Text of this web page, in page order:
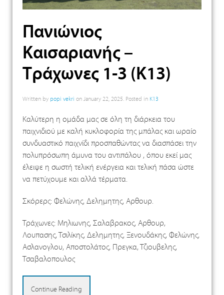
Πανιώνιος
Καισαριανής –
Τράχωνες 1-3 (Κ13)
Written by popi vekri on January 22, 2025. Posted in K13
Καλύτερη η ομάδα μας σε όλη τη διάρκεια του
παιχνιδιού με καλή κυκλοφορία της μπάλας και ωραίο
συνδυαστικό παιχνίδι προσπαθώντας να διασπάσει την
πολυπρόσωπη άμυνα του αντιπάλου , όπου εκεί μας
έλειψε η σωστή τελική ενέργεια και τελική πάσα ώστε
να πετύχουμε και αλλά τέρματα.
Σκόρερς: Φελώνης, Δελημητης, Αρθουρ.
Τράχωνες: Μηλιωνης, Σαλαβρακος, Αρθουρ,
Λουπασης, Τσιλίκης, Δελημητης, Ξενουδάκης, Φελώνης,
Ασλανογλου, Αποστολάτος, Πρεγκα, Τζιουβελης,
Τσαβαλοπουλος
Continue Reading